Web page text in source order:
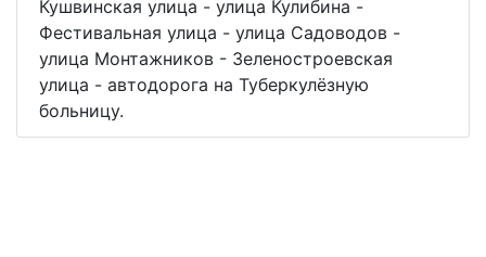
Кушвинская улица - улица Кулибина -
Фестивальная улица - улица Садоводов -
улица Монтажников - Зеленостроевская
улица - автодорога на Туберкулёзную
больницу.